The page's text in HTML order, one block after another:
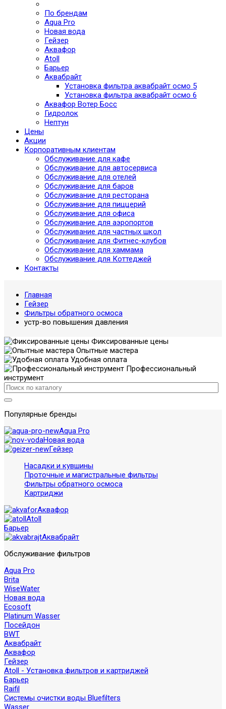
По брендам
Aqua Pro
Новая вода
Гейзер
Аквафор
Atoll
Барьер
Аквабрайт
Установка фильтра аквабрайт осмо 5
Установка фильтра аквабрайт осмо 6
Аквафор Вотер Босс
Гидролок
Нептун
Цены
Акции
Корпоративным клиентам
Обслуживание для кафе
Обслуживание для автосервиса
Обслуживание для отелей
Обслуживание для баров
Обслуживание для ресторана
Обслуживание для пиццерий
Обслуживание для офиса
Обслуживание для аэропортов
Обслуживание для частных школ
Обслуживание для Фитнес-клубов
Обслуживание для хаммама
Обслуживание для Коттеджей
Контакты
Главная
Гейзер
Фильтры обратного осмоса
устр-во повышения давления
Фиксированные цены
Опытные мастера
Удобная оплата
Профессиональный
инструмент
Популярные бренды
Aqua Pro
Новая вода
Гейзер
Насадки и кувшины
Проточные и магистральные фильтры
Фильтры обратного осмоса
Картриджи
Аквафор
Atoll
Барьер
Аквабрайт
Обслуживание фильтров
Aqua Pro
Brita
WiseWater
Новая вода
Ecosoft
Platinum Wasser
Посейдон
BWT
Аквабрайт
Аквафор
Гейзер
Atoll - Установка фильтров и картриджей
Барьер
Raifil
Системы очистки воды Bluefilters
Wasser